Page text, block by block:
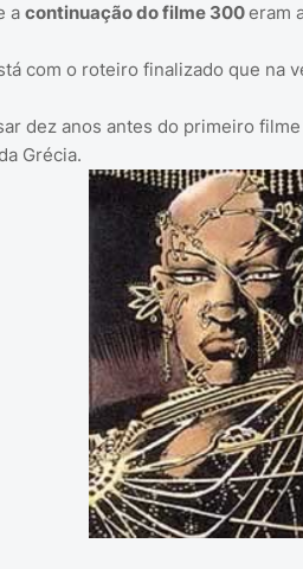
a continuação do filme 300eram
com o roteiro finalizado que na
dez anos antes do primeiro
Grécia.